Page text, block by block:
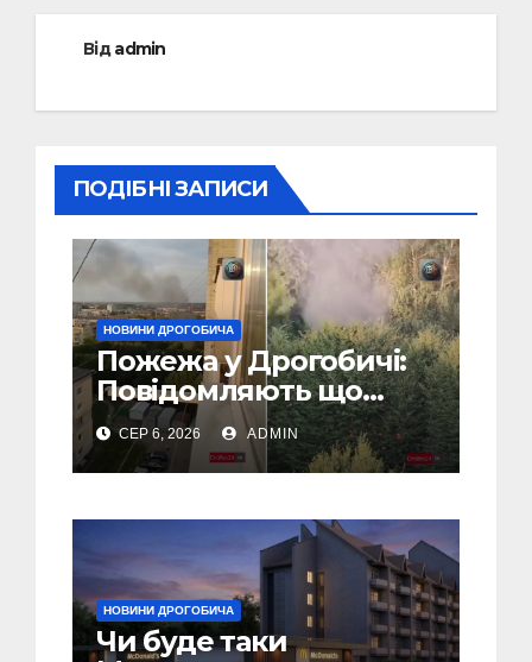
Відadmin
ПОДІБНІ ЗАПИСИ
НОВИНИ ДРОГОБИЧА
Пожежа у Дрогобичі:
Повідомляють що
горіло 5 гаражів
(Відео)
СЕР 6, 2026 ADMIN
НОВИНИ ДРОГОБИЧА
Чи буде таки